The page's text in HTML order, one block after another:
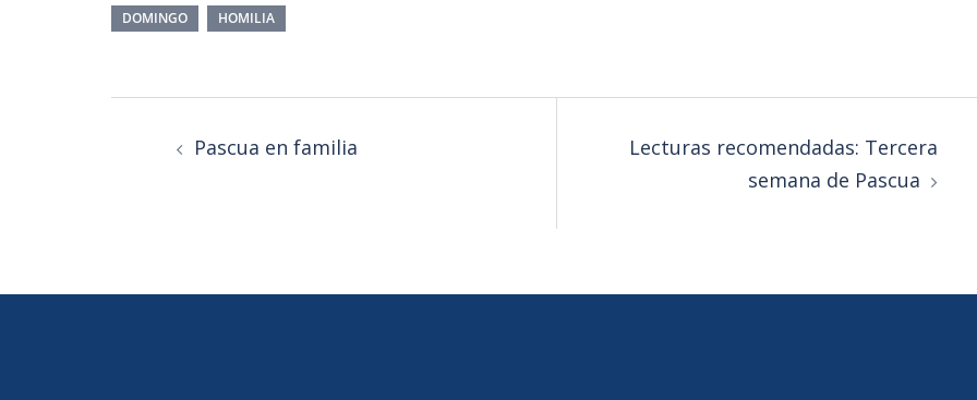
DOMINGO HOMILIA
Pascua en familia
Lecturas recomendadas: Tercera
semana de Pascua